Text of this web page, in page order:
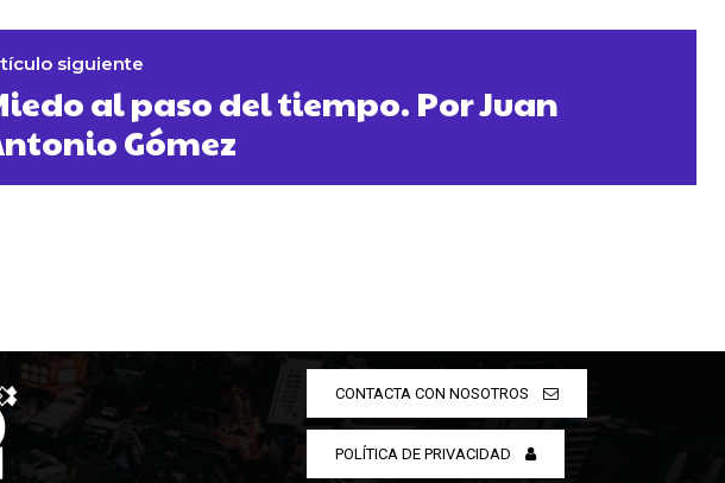
siguiente
al paso del tiempo. Por Juan
Gómez
CONTACTA CON NOSOTROS
POLÍTICA DE PRIVACIDAD